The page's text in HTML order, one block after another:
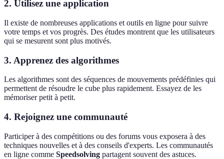
2. Utilisez une application
Il existe de nombreuses applications et outils en ligne pour suivre
votre temps et vos progrès. Des études montrent que les utilisateurs
qui se mesurent sont plus motivés.
3. Apprenez des algorithmes
Les algorithmes sont des séquences de mouvements prédéfinies qui
permettent de résoudre le cube plus rapidement. Essayez de les
mémoriser petit à petit.
4. Rejoignez une communauté
Participer à des compétitions ou des forums vous exposera à des
techniques nouvelles et à des conseils d'experts. Les communautés
en ligne comme Speedsolving partagent souvent des astuces.